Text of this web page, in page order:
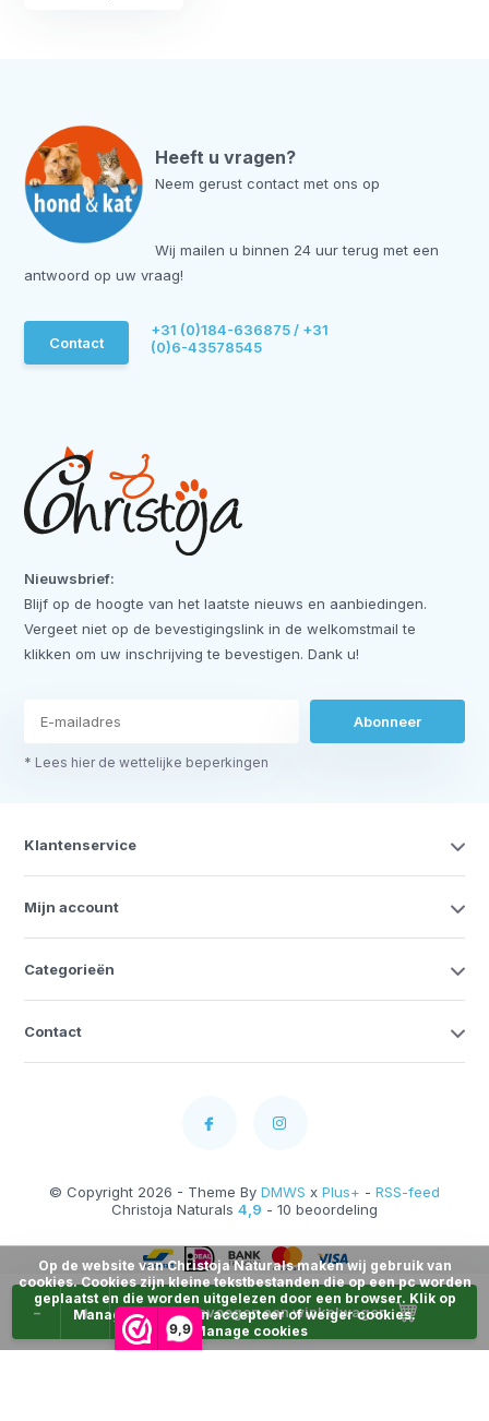
9,9
+
- Toevoegen aan winkelwagen
Heeft u vragen?
Neem gerust contact met ons op
Wij mailen u binnen 24 uur terug met een
antwoord op uw vraag!
Contact
+31 (0)184-636875 / +31
(0)6-43578545
Nieuwsbrief:
Blijf op de hoogte van het laatste nieuws en aanbiedingen.
Vergeet niet op de bevestigingslink in de welkomstmail te
klikken om uw inschrijving te bevestigen. Dank u!
Abonneer
* Lees hier de wettelijke beperkingen
Klantenservice
Mijn account
Categorieën
Contact
© Copyright 2026 - Theme By DMWS x Plus+ - RSS-feed
Christoja Naturals 4,9 - 10 beoordeling
Op de website van Christoja Naturals maken wij gebruik van
cookies. Cookies zijn kleine tekstbestanden die op een pc worden
geplaatst en die worden uitgelezen door een browser. Klik op
Manage Cookies en accepteer of weiger cookies.
Manage cookies